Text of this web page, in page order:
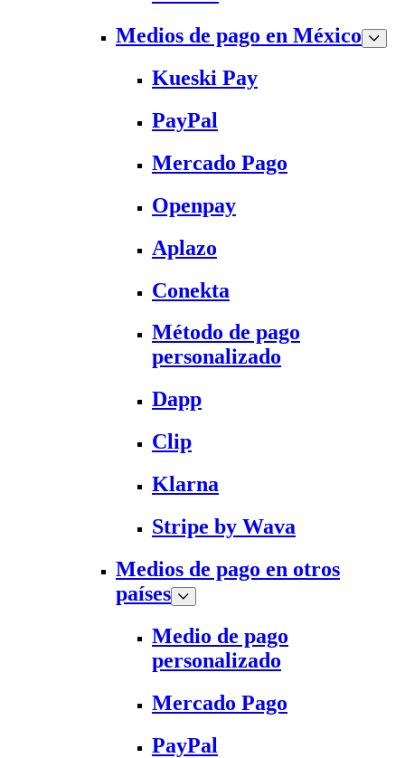
Medios de pago en México
Kueski Pay
PayPal
Mercado Pago
Openpay
Aplazo
Conekta
Método de pago
personalizado
Dapp
Clip
Klarna
Stripe by Wava
Medios de pago en otros
países
Medio de pago
personalizado
Mercado Pago
PayPal